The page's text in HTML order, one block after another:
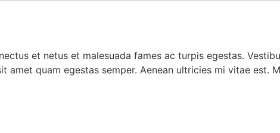
et netus et malesuada fames ac turpis egestas.
amet quam egestas semper. Aenean ultricies mi vitae est.